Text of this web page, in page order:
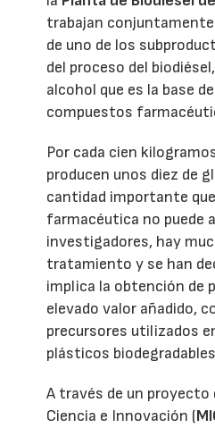
trabajan
de uno de los
del proceso del
alcohol que es la base
compuestos
Por cada cien
producen unos diez de
cantidad importante
farmacéutica no puede
investigadores, hay
tratamiento y se han
implica la obtención de
elevado valor añadido,
precursores utilizados
plásticos
A través de un proyecto
Ciencia e Innovación (